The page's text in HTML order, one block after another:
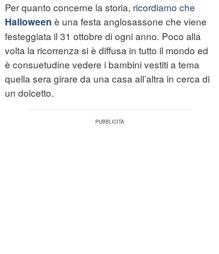
Per quanto concerne la storia, ricordiamo che
Halloween è una festa anglosassone che viene
festeggiata il 31 ottobre di ogni anno. Poco alla
volta la ricorrenza si è diffusa in tutto il mondo ed
è consuetudine vedere i bambini vestiti a tema
quella sera girare da una casa all’altra in cerca di
un dolcetto.